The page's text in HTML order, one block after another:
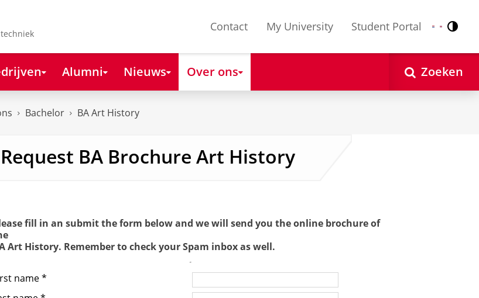
Contact My University Student Portal Nederlands
English
Alumni Nieuws Over ons Zoeken
Bachelor BA Art History
Request BA Brochure Art History